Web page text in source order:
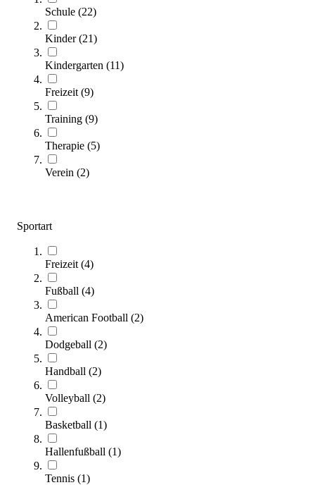
Schule (22)
Kinder(21)
Kindergarten (11)
Freizeit (9)
Training (9)
Therapie (5)
Verein (2)
Sportart
Freizeit (4)
Fußball (4)
American Football (2)
Dodgeball (2)
Handball (2)
Volleyball (2)
Basketball (1)
Hallenfußball (1)
Tennis (1)
Kübler Sport® Dragonskin® Regenbogen Softball-Set
99,00 €
Zum Produkt
Volley® Soft Fußball Light
33,95 €
Zum Produkt
Varianten zur Auswahl
Sofort lieferbar
SALE